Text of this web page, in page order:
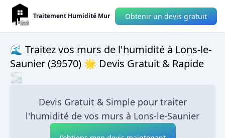
Traitement Humidité Mur Obtenir un devis gratuit
🌊 Traitez vos murs de l'humidité à Lons-le-
Saunier (39570) 🌟 Devis Gratuit & Rapide
🌫
Devis Gratuit & Simple pour traiter
l'humidité de vos murs à Lons-le-Saunier